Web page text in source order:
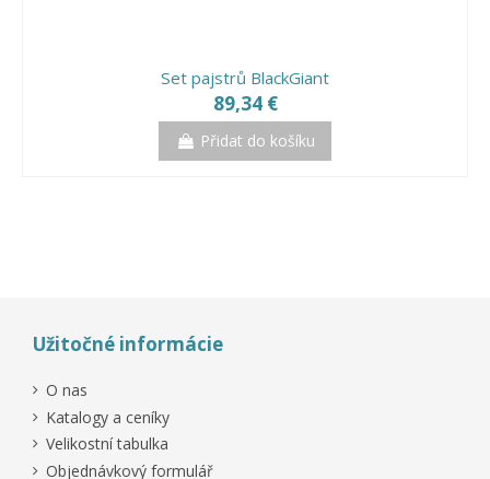
Set pajstrů BlackGiant
89,34 €
Přidat do košíku
Užitočné informácie
O nas
Katalogy a ceníky
Velikostní tabulka
Objednávkový formulář